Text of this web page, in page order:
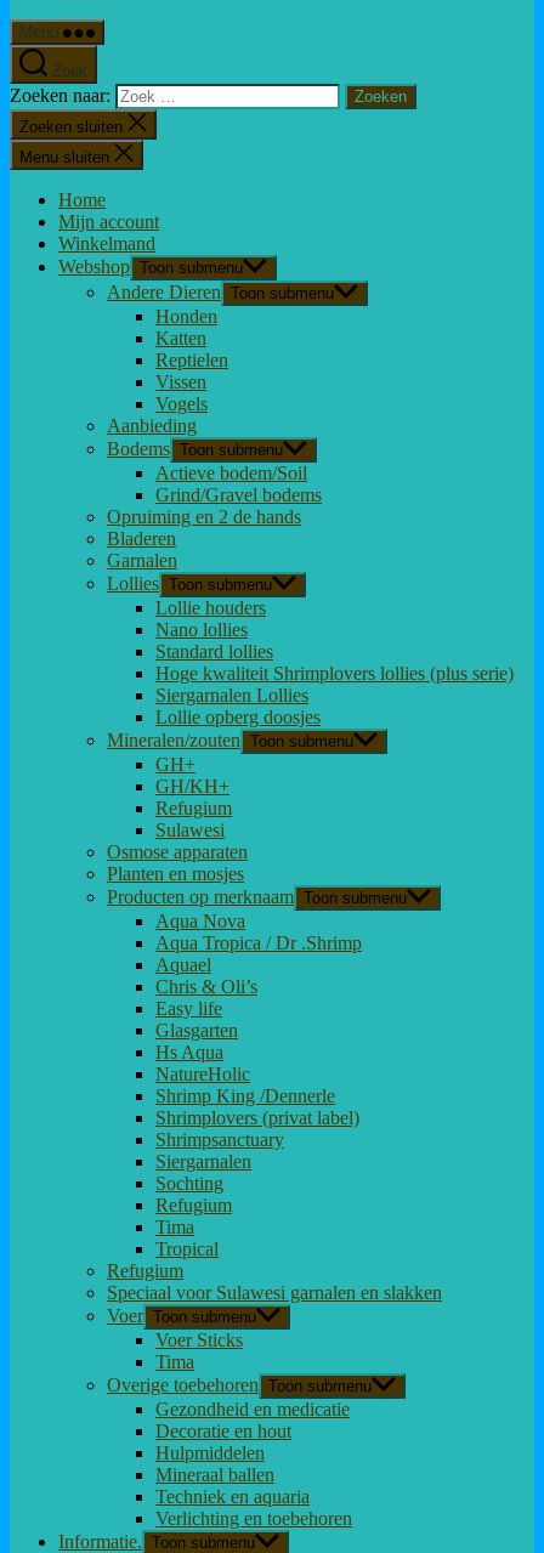
Menu
Zoek
Zoeken naar:
Zoeken sluiten
Menu sluiten
Home
Mijn account
Winkelmand
Webshop Toon submenu
Andere Dieren Toon submenu
Honden
Katten
Reptielen
Vissen
Vogels
Aanbieding
Bodems Toon submenu
Actieve bodem/Soil
Grind/Gravel bodems
Opruiming en 2 de hands
Bladeren
Garnalen
Lollies Toon submenu
Lollie houders
Nano lollies
Standard lollies
Hoge kwaliteit Shrimplovers lollies (plus serie)
Siergarnalen Lollies
Lollie opberg doosjes
Mineralen/zouten Toon submenu
GH+
GH/KH+
Refugium
Sulawesi
Osmose apparaten
Planten en mosjes
Producten op merknaam Toon submenu
Aqua Nova
Aqua Tropica / Dr .Shrimp
Aquael
Chris & Oli’s
Easy life
Glasgarten
Hs Aqua
NatureHolic
Shrimp King /Dennerle
Shrimplovers (privat label)
Shrimpsanctuary
Siergarnalen
Sochting
Refugium
Tima
Tropical
Refugium
Speciaal voor Sulawesi garnalen en slakken
Voer Toon submenu
Voer Sticks
Tima
Overige toebehoren Toon submenu
Gezondheid en medicatie
Decoratie en hout
Hulpmiddelen
Mineraal ballen
Techniek en aquaria
Verlichting en toebehoren
Informatie. Toon submenu